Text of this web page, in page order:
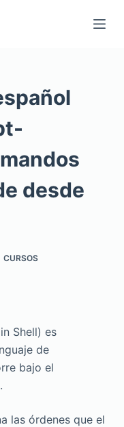
desde
CURSOS
Shell) es
de
bajo el
las órdenes que el